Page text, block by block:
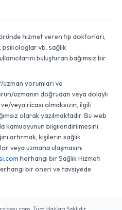
hizmet veren tıp doktorları,
vb. sağlık
buluşturan bağımsız bir
yorumları ve
uzmanın doğrudan veya dolaylı
veya ricası olmaksızın, ilgili
olarak yazılmaktadır. Bu web
kamuoyunun bilgilendirilmesini
artırmak, kişilerin sağlık
veya uzmana ulaşmasını
herhangi bir Sağlık Hizmeti
bir öneri ve tavsiyede